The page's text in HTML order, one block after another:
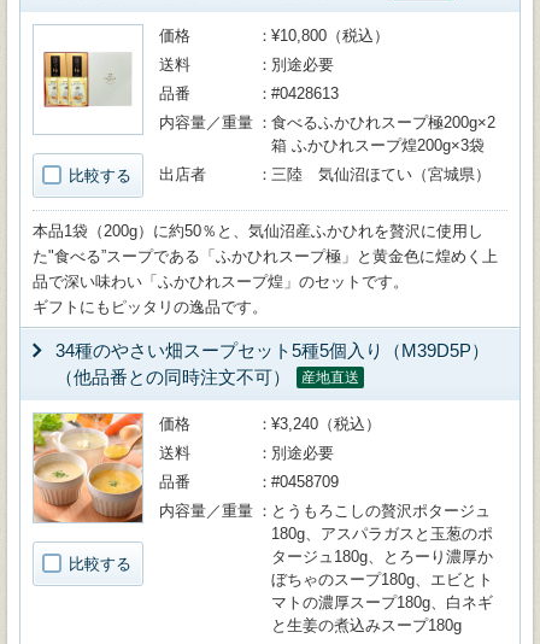
比較する
価格
¥10,800（税込）
送料
別途必要
品番
#0428613
内容量／重量
食べるふかひれスープ極200g×2
箱 ふかひれスープ煌200g×3袋
出店者
三陸 気仙沼ほてい（宮城県）
本品1袋（200g）に約50％と、気仙沼産ふかひれを贅沢に使用し
た"食べる”スープである「ふかひれスープ極」と黄金色に煌めく上
品で深い味わい「ふかひれスープ煌」のセットです。
ギフトにもピッタリの逸品です。
34種のやさい畑スープセット5種5個入り（M39D5P）
（他品番との同時注文不可）
産地直送
比較する
価格
¥3,240（税込）
送料
別途必要
品番
#0458709
内容量／重量
とうもろこしの贅沢ポタージュ
180g、アスパラガスと玉葱のポ
タージュ180g、とろーり濃厚か
ぼちゃのスープ180g、エビとト
マトの濃厚スープ180g、白ネギ
と生姜の煮込みスープ180g